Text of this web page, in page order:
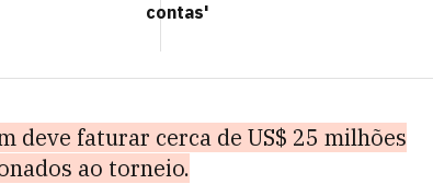
contas'
deve faturar cerca de US$ 25 milhões
ao torneio.